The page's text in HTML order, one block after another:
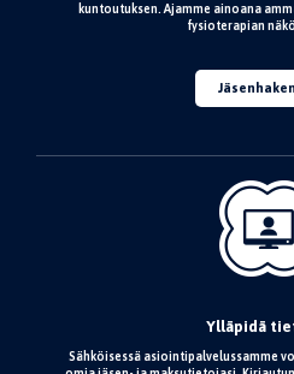
kuntoutuksen. Ajamme ainoana
fysioterapian
Ylläpidä
Sähköisessä asiointipalvelussamme